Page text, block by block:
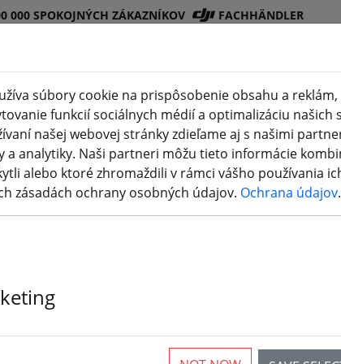
000 SPOKOJNÝCH ZÁKAZNÍKOV FACHHÄNDLER
Batéri
e
Vrtuľ
a
Príslušenstv
o
3D
tlač
ho vyhľadávať. frsky prsluenstvo
nach "frsky
súbory cookie na prispôsobenie obsahu a
funkcií sociálnych médií a optimalizáciu našich
našej webovej stránky zdieľame aj s našimi
a analytiky. Naši partneri môžu tieto informácie
alebo ktoré zhromaždili v rámci vášho používania
zásadách ochrany osobných údajov. Ochrana údajov.